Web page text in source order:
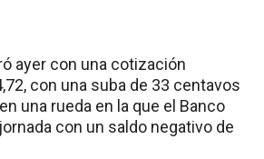
ayer con una cotización
con una suba de 33 centavos
una rueda en la que el Banco
con un saldo negativo de